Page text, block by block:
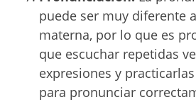
puede ser muy diferente
materna, por lo que es
que escuchar repetidas
expresiones y
para pronunciar